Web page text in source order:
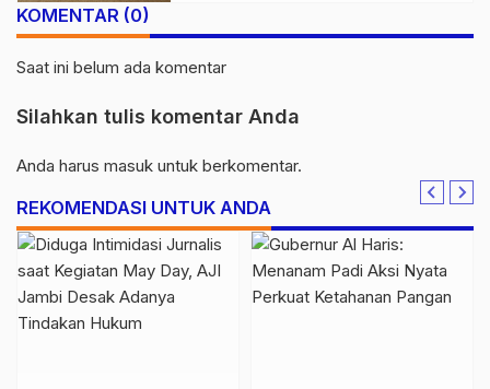
KOMENTAR (0)
Saat ini belum ada komentar
Silahkan tulis komentar Anda
Anda harus masuk untuk berkomentar.
REKOMENDASI UNTUK ANDA